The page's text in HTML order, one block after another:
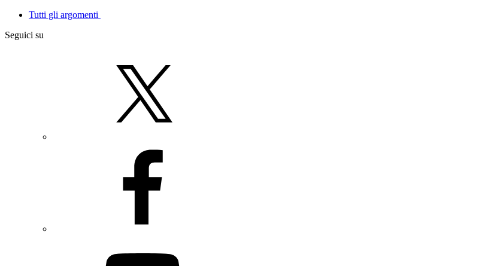
Tutti gli argomenti
Seguici su